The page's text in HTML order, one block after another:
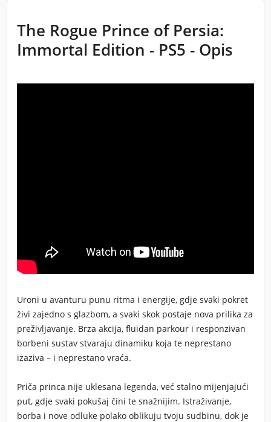
The Rogue Prince of Persia:
Immortal Edition - PS5 - Opis
Uroni u avanturu punu ritma i energije, gdje svaki pokret
živi zajedno s glazbom, a svaki skok postaje nova prilika za
preživljavanje. Brza akcija, fluidan parkour i responzivan
borbeni sustav stvaraju dinamiku koja te neprestano
izaziva – i neprestano vraća.
Priča princa nije uklesana legenda, već stalno mijenjajući
put, gdje svaki pokušaj čini te snažnijim. Istraživanje,
borba i nove odluke polako oblikuju tvoju sudbinu, dok je